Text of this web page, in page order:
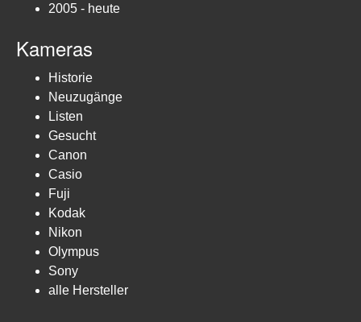
2005 - heute
Kameras
Historie
Neuzugänge
Listen
Gesucht
Canon
Casio
Fuji
Kodak
Nikon
Olympus
Sony
alle Hersteller